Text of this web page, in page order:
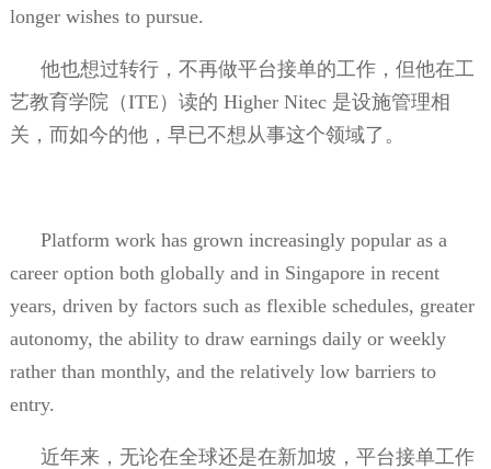
longer wishes to pursue.
他也想过转行，不再做平台接单的工作，但他在工
艺教育学院（ITE ）读的 Higher Nitec 是设施管理相
关，而如今的他，早已不想从事这个领域了。
Platform work has grown increasingly popular as a
career option both globally and in Singapore in recent
years, driven by factors such as flexible schedules, greater
autonomy, the ability to draw earnings daily or weekly
rather than monthly, and the relatively low barriers to
entry.
近年来，无论在全球还是在新加坡，平台接单工作